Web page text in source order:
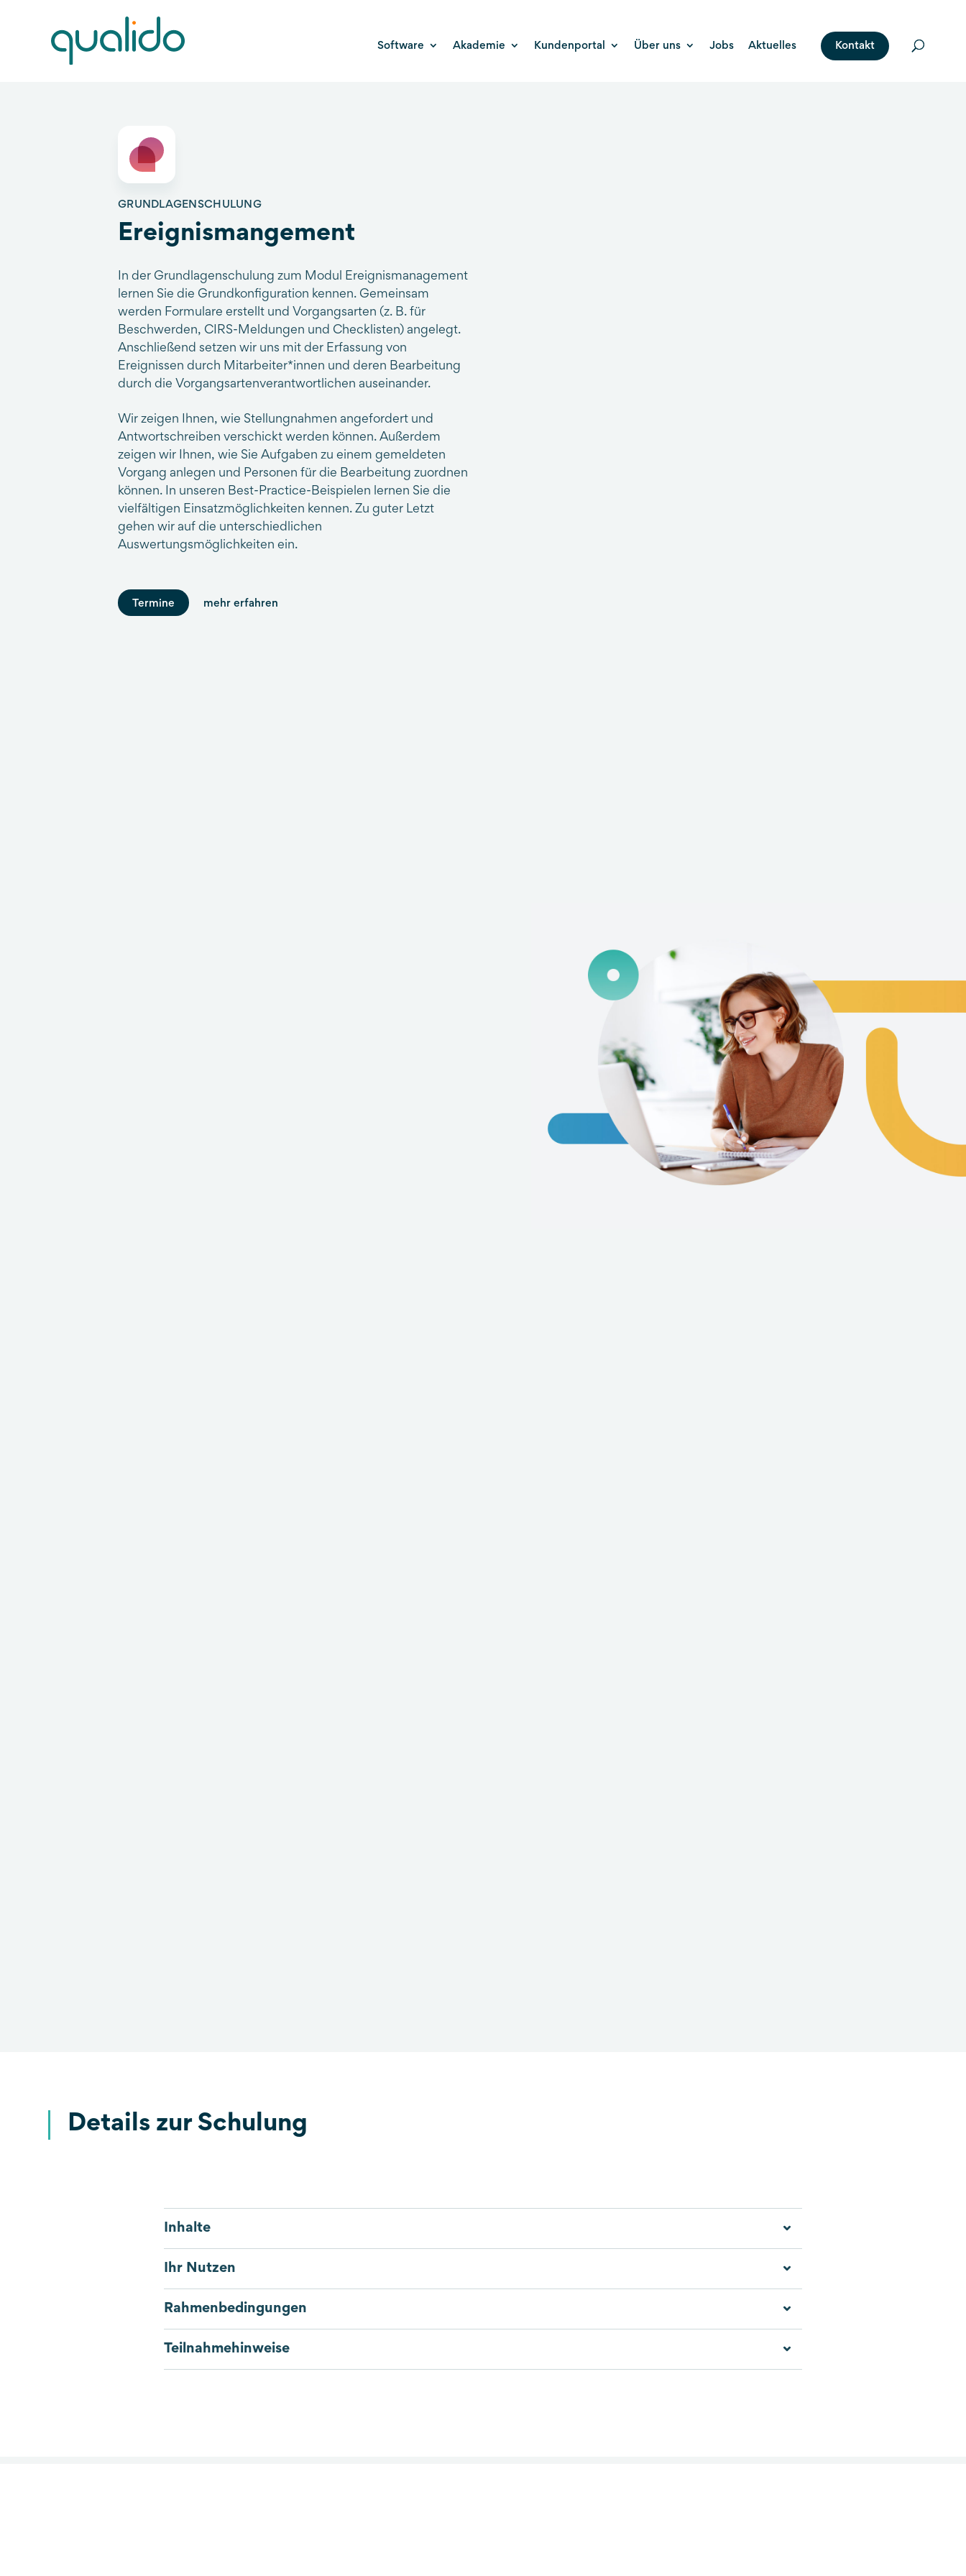
Software Akademie Kundenportal Über uns Jobs Aktuelles Kontakt
GRUNDLAGENSCHULUNG
Ereignismangement
In der Grundlagenschulung zum Modul Ereignismanagement
lernen Sie die Grundkonfiguration kennen. Gemeinsam
werden Formulare erstellt und Vorgangsarten (z. B. für
Beschwerden, CIRS-Meldungen und Checklisten) angelegt.
Anschließend setzen wir uns mit der Erfassung von
Ereignissen durch Mitarbeiter*innen und deren Bearbeitung
durch die Vorgangsartenverantwortlichen auseinander.
Wir zeigen Ihnen, wie Stellungnahmen angefordert und
Antwortschreiben verschickt werden können. Außerdem
zeigen wir Ihnen, wie Sie Aufgaben zu einem gemeldeten
Vorgang anlegen und Personen für die Bearbeitung zuordnen
können. In unseren Best-Practice-Beispielen lernen Sie die
vielfältigen Einsatzmöglichkeiten kennen. Zu guter Letzt
gehen wir auf die unterschiedlichen
Auswertungsmöglichkeiten ein.
Termine mehr erfahren
Details zur Schulung
Inhalte
Ihr Nutzen
Rahmenbedingungen
Teilnahmehinweise